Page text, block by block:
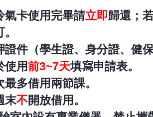
氣卡使用完畢請立即歸還；
證件（學生證、身分證、健
使用前3~7天填寫申請表。
多借用兩節課。
末不開放借用。